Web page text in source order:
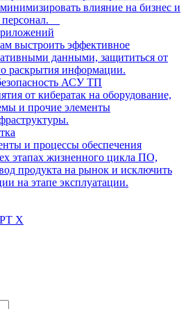
влияние на бизнес и
персонал.
выстроить эффективное
данными, защититься от
раскрытия информации.
АСУ ТП
от кибератак на оборудование,
и прочие элементы
и процессы обеспечения
этапах жизненного цикла ПО,
продукта на рынок и исключить
на этапе эксплуатации.
PT X